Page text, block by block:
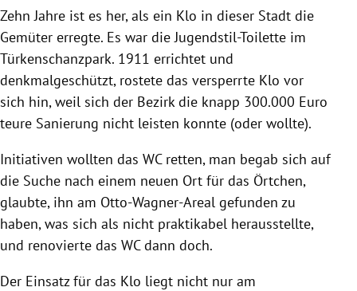
Untermenü
Zehn Jahre ist es her, als ein Klo in dieser Stadt die
Gemüter erregte. Es war die Jugendstil-Toilette im
Türkenschanzpark. 1911 errichtet und
denkmalgeschützt, rostete das versperrte Klo vor
sich hin, weil sich der Bezirk die knapp 300.000 Euro
teure Sanierung nicht leisten konnte (oder wollte).
Initiativen wollten das WC retten, man begab sich auf
die Suche nach einem neuen Ort für das Örtchen,
glaubte, ihn am Otto-Wagner-Areal gefunden zu
haben, was sich als nicht praktikabel herausstellte,
und renovierte das WC dann doch.
Der Einsatz für das Klo liegt nicht nur am